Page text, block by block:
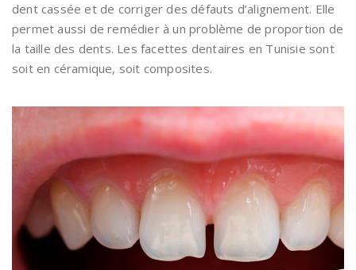
dent cassée et de corriger des défauts d’alignement. Elle
permet aussi de remédier à un problème de proportion de
la taille des dents. Les facettes dentaires en Tunisie sont
soit en céramique, soit composites.